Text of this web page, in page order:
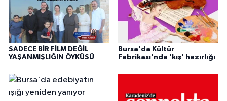
SADECE BİR FİLM DEĞİL
YAŞANMIŞLIĞIN ÖYKÜSÜ
Bursa'da Kültür
Fabrikası'nda 'kış' hazırlığı